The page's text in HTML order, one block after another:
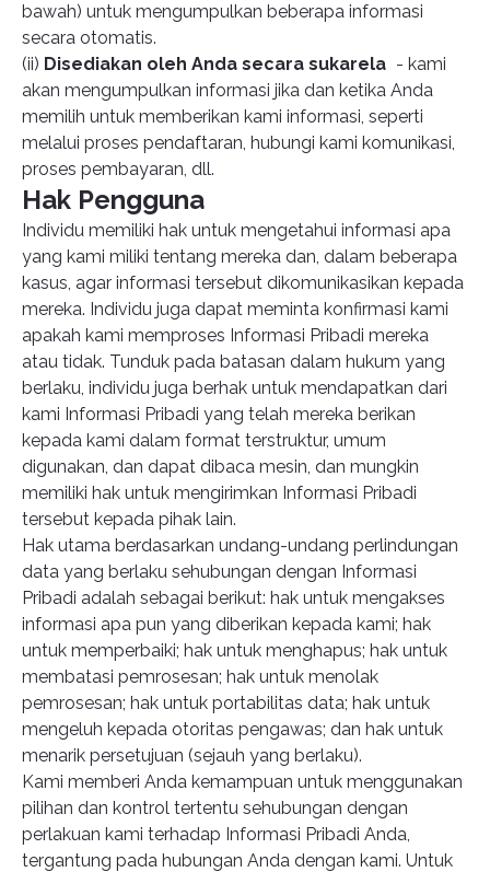
bawah) untuk mengumpulkan beberapa informasi
secara otomatis.
(ii) Disediakan oleh Anda secara sukarela - kami
akan mengumpulkan informasi jika dan ketika Anda
memilih untuk memberikan kami informasi, seperti
melalui proses pendaftaran, hubungi kami komunikasi,
proses pembayaran, dll.
Hak Pengguna
Individu memiliki hak untuk mengetahui informasi apa
yang kami miliki tentang mereka dan, dalam beberapa
kasus, agar informasi tersebut dikomunikasikan kepada
mereka. Individu juga dapat meminta konfirmasi kami
apakah kami memproses Informasi Pribadi mereka
atau tidak. Tunduk pada batasan dalam hukum yang
berlaku, individu juga berhak untuk mendapatkan dari
kami Informasi Pribadi yang telah mereka berikan
kepada kami dalam format terstruktur, umum
digunakan, dan dapat dibaca mesin, dan mungkin
memiliki hak untuk mengirimkan Informasi Pribadi
tersebut kepada pihak lain.
Hak utama berdasarkan undang-undang perlindungan
data yang berlaku sehubungan dengan Informasi
Pribadi adalah sebagai berikut: hak untuk mengakses
informasi apa pun yang diberikan kepada kami; hak
untuk memperbaiki; hak untuk menghapus; hak untuk
membatasi pemrosesan; hak untuk menolak
pemrosesan; hak untuk portabilitas data; hak untuk
mengeluh kepada otoritas pengawas; dan hak untuk
menarik persetujuan (sejauh yang berlaku).
Kami memberi Anda kemampuan untuk menggunakan
pilihan dan kontrol tertentu sehubungan dengan
perlakuan kami terhadap Informasi Pribadi Anda,
tergantung pada hubungan Anda dengan kami. Untuk